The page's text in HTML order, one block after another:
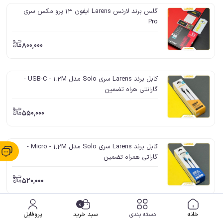
گلس برند لارنس Larens ایفون 13 پرو مکس سری
Pro
800,000
کابل برند Larens سری Solo مدل USB-C - 1.2M -
گارانتی هراه تضمین
550,000
کابل برند Larens سری Solo مدل Micro - 1.2M -
گاراتی همراه تضمین
520,000
کابل برند Larens سری President مدل USB-C To
پروفایل
0
سبد خرید دسته بندی خانه